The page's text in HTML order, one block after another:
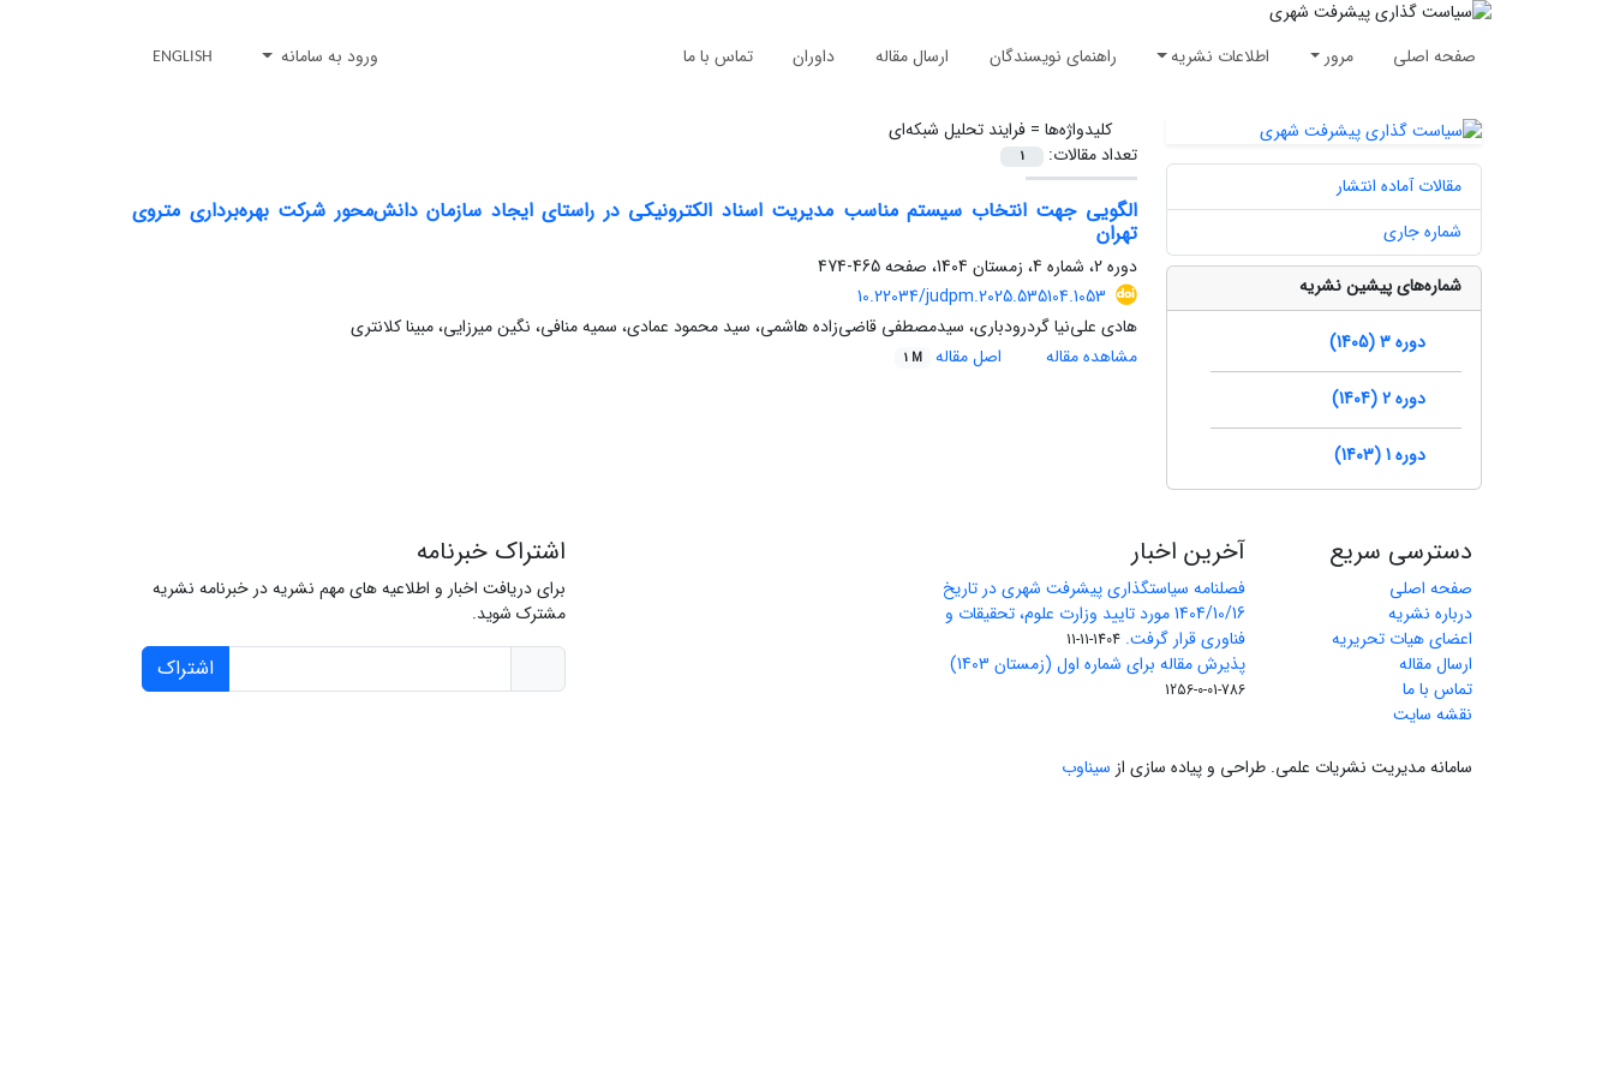
صفحه اصلی مرور اطلاعات نشریه راهنمای نویسندگان ارسال مقاله داوران تماس با ما ورود به سامانه ENGLISH
کلیدواژه‌ها =فرایند تحلیل شبکه‌ای
تعداد مقالات:
1
الگویی جهت انتخاب سیستم مناسب مدیریت اسناد الکترونیکی در راستای ایجاد سازمان دانش‌محور شرکت بهره‌برداری متروی
تهران
دوره 2، شماره 4، زمستان 1404، صفحه
465-474
10.22034/judpm.2025.535104.1053
هادی علی‌نیا گردرودباری، سیدمصطفی قاضی‌زاده هاشمی، سید محمود عمادی، سمیه منافی، نگین میرزایی، مبینا کلانتری
مشاهده مقاله
اصل مقاله 1 M
مقالات آماده انتشار
شماره جاری
شماره‌های پیشین نشریه
دوره 3 (1405)
دوره 2 (1404)
دوره 1 (1403)
دسترسی سریع
صفحه اصلی
درباره نشریه
اعضای هیات تحریریه
ارسال مقاله
تماس با ما
نقشه سایت
آخرین اخبار
فصلنامه سیاستگذاری پیشرفت شهری در تاریخ
1404/10/16 مورد تایید وزارت علوم، تحقیقات و
فناوری قرار گرفت. 1404-11-11
پذیرش مقاله برای شماره اول (زمستان 1403)
786-01-0-1256
اشتراک خبرنامه
برای دریافت اخبار و اطلاعیه های مهم نشریه در خبرنامه نشریه
مشترک شوید.
اشتراک
سامانه مدیریت نشریات علمی. طراحی و پیاده سازی از سیناوب